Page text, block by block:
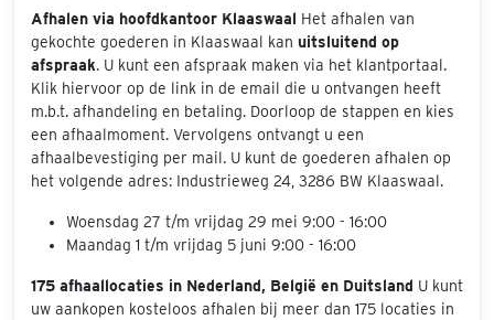
Afhalen via hoofdkantoor Klaaswaal Het afhalen van
gekochte goederen in Klaaswaal kan uitsluitend op
afspraak. U kunt een afspraak maken via het klantportaal.
Klik hiervoor op de link in de email die u ontvangen heeft
m.b.t. afhandeling en betaling. Doorloop de stappen en kies
een afhaalmoment. Vervolgens ontvangt u een
afhaalbevestiging per mail. U kunt de goederen afhalen op
het volgende adres: Industrieweg 24, 3286 BW Klaaswaal.
Woensdag 27 t/m vrijdag 29 mei 9:00 - 16:00
Maandag 1 t/m vrijdag 5 juni 9:00 - 16:00
175 afhaallocaties in Nederland, België en Duitsland U kunt
uw aankopen kosteloos afhalen bij meer dan 175 locaties in